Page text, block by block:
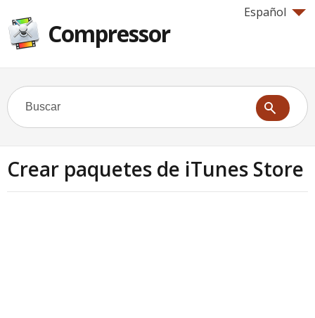
Español
Compressor
Crear paquetes de iTunes Store